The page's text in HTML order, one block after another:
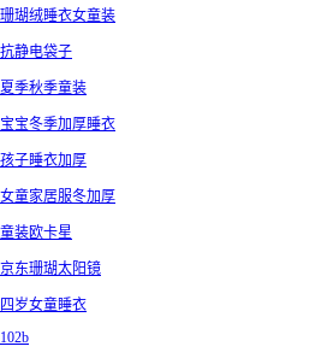
珊瑚绒睡衣女童装
抗静电袋子
夏季秋季童装
宝宝冬季加厚睡衣
孩子睡衣加厚
女童家居服冬加厚
童装欧卡星
京东珊瑚太阳镜
四岁女童睡衣
102b